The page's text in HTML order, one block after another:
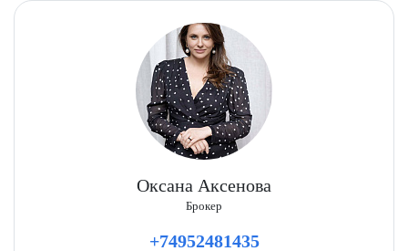
Оксана Аксенова
Брокер
+74952481435